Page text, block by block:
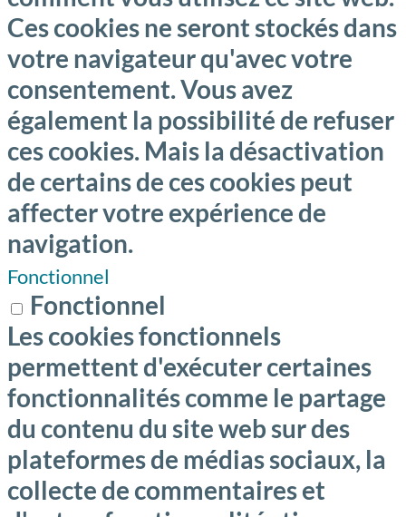
Ces cookies ne seront stockés dans
votre navigateur qu'avec votre
consentement. Vous avez
également la possibilité de refuser
ces cookies. Mais la désactivation
de certains de ces cookies peut
affecter votre expérience de
navigation.
Fonctionnel
Fonctionnel
Les cookies fonctionnels
permettent d'exécuter certaines
fonctionnalités comme le partage
du contenu du site web sur des
plateformes de médias sociaux, la
collecte de commentaires et